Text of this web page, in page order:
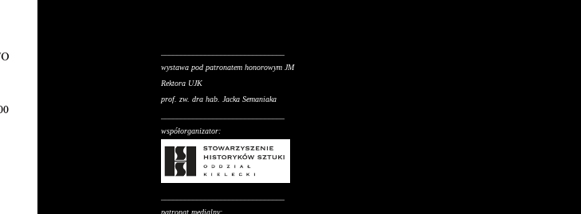
wystawa pod patronatem honorowym JM
Rektora UJK
prof. zw. dra hab. Jacka Semaniaka
współorganizator:
patronat medialny: